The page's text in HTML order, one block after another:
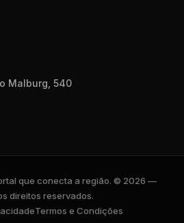
Malburg, 540
que conecta a região. © 2026 —
direitos reservados.
Termos e Condições